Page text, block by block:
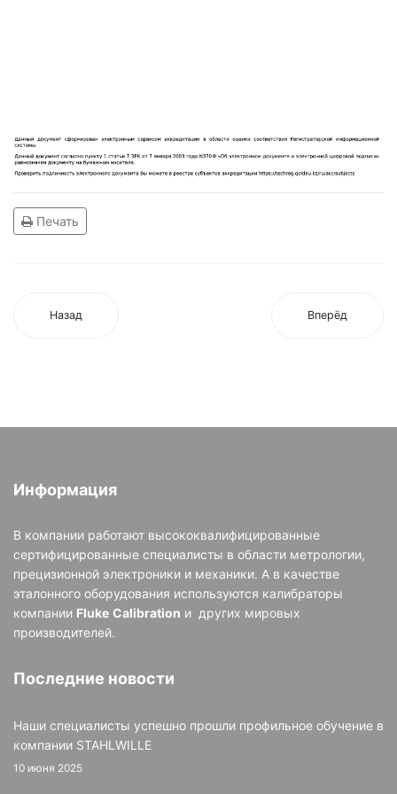
Печать
Назад Вперёд
Информация
В компании работают высококвалифицированные
сертифицированные специалисты в области метрологии,
прецизионной электроники и механики. А в качестве
эталонного оборудования используются калибраторы
компании Fluke Calibration и других мировых
производителей.
Последние новости
Наши специалисты успешно прошли профильное обучение в
компании STAHLWILLE
10 июня 2025